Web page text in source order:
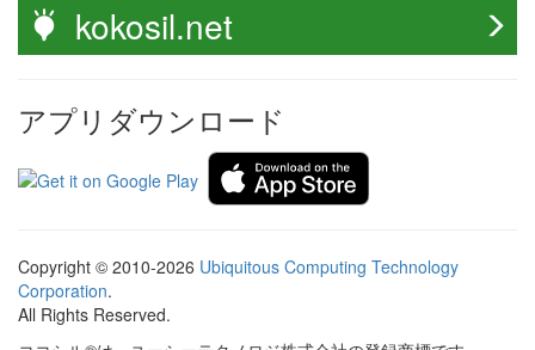
kokosil.net
アプリダウンロード
Copyright © 2010-2026 Ubiquitous Computing Technology
Corporation.
All Rights Reserved.